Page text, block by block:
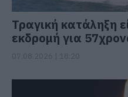
Τραγική κατάληξη
εκδρομή για